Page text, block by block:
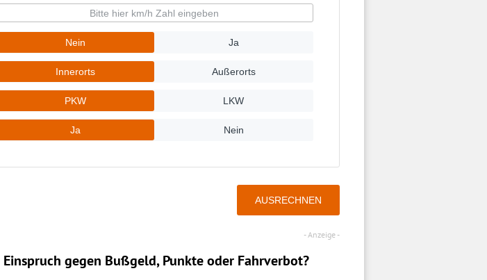
Einspruch gegen Bußgeld, Punkte oder Fahrverbot?